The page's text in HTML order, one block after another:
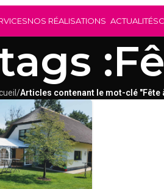
NOS RÉALISATIONS ACTUALITÉS
/Articles contenant le mot-clé "Fête